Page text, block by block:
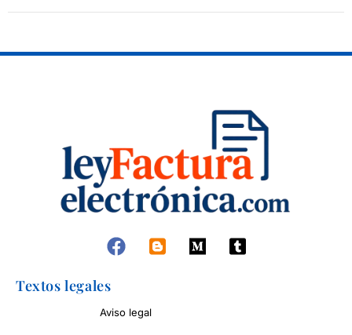
Textos legales
Aviso legal